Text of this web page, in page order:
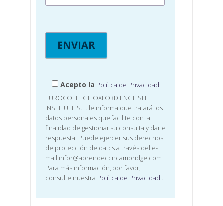
Acepto la Política de Privacidad
EUROCOLLEGE OXFORD ENGLISH
INSTITUTE S.L. le informa que tratará los
datos personales que facilite con la
finalidad de gestionar su consulta y darle
respuesta. Puede ejercer sus derechos
de protección de datos a través del e-
mail infor@aprendeconcambridge.com .
Para más información, por favor,
consulte nuestra Política de Privacidad .